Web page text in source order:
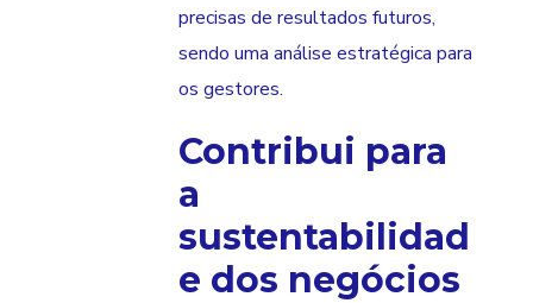
precisas de resultados futuros,
sendo uma análise estratégica para
os gestores.
Contribui para
a
sustentabilidad
e dos negócios